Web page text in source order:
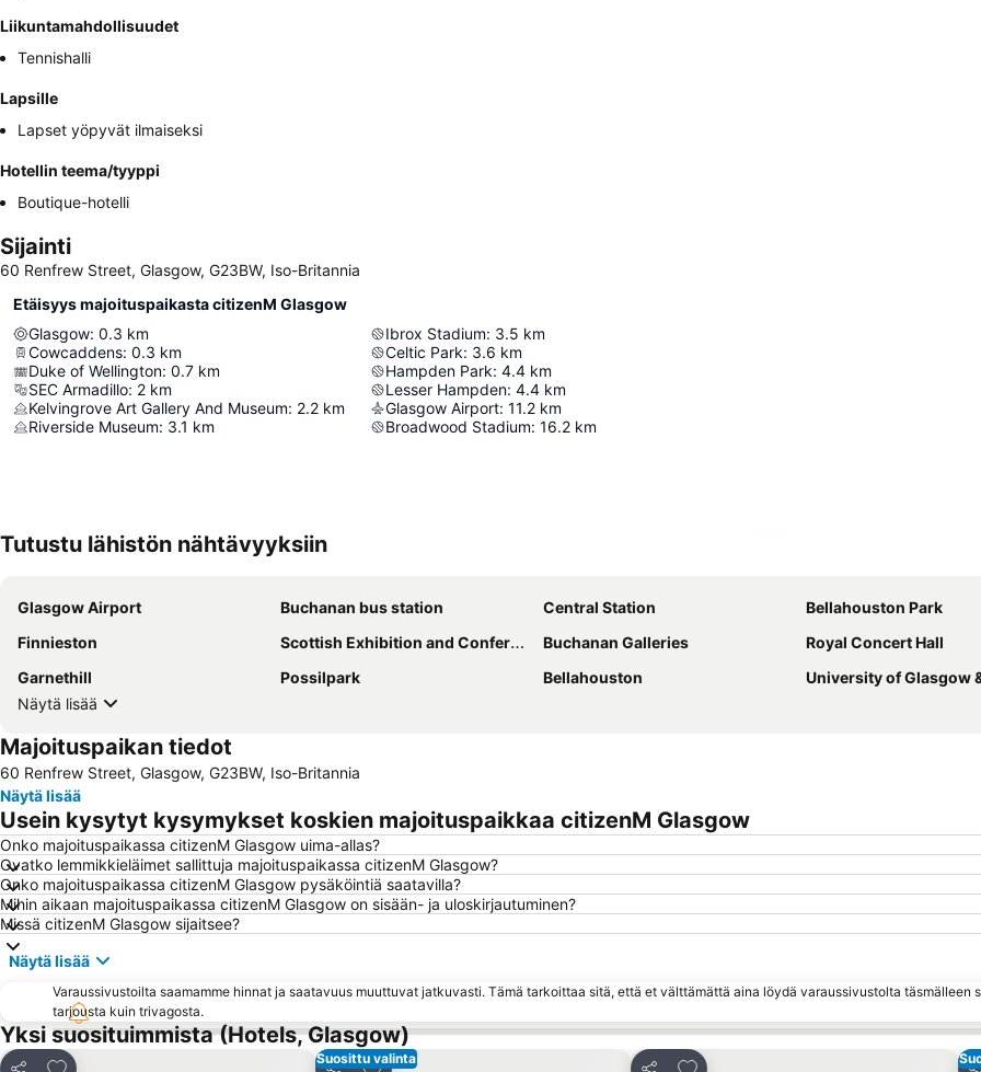
Liikuntamahdollisuudet
Tennishalli
Lapsille
Lapset yöpyvät ilmaiseksi
Hotellin teema/tyyppi
Boutique-hotelli
Sijainti
60 Renfrew Street, Glasgow, G23BW, Iso-Britannia
Etäisyys majoituspaikasta citizenM Glasgow
Glasgow: 0.3 km
Cowcaddens: 0.3 km
Duke of Wellington: 0.7 km
SEC Armadillo: 2 km
Kelvingrove Art Gallery And Museum: 2.2 km
Riverside Museum: 3.1 km
Ibrox Stadium: 3.5 km
Celtic Park: 3.6 km
Hampden Park: 4.4 km
Lesser Hampden: 4.4 km
Glasgow Airport: 11.2 km
Broadwood Stadium: 16.2 km
Tutustu lähistön nähtävyyksiin
Glasgow Airport Buchanan bus station Central Station
Bellahouston Park
Finnieston
Scottish Exhibition and Conference Centre Buchanan Galleries
Royal Concert Hall
Garnethill
Possilpark Bellahouston
University of Glasgow &
Näytä lisää
Majoituspaikan tiedot
60 Renfrew Street, Glasgow, G23BW, Iso-Britannia
Näytä lisää
Usein kysytyt kysymykset koskien majoituspaikkaa citizenM Glasgow
Onko majoituspaikassa citizenM Glasgow uima-allas?
Ovatko lemmikkieläimet sallittuja majoituspaikassa citizenM Glasgow?
Onko majoituspaikassa citizenM Glasgow pysäköintiä saatavilla?
Mihin aikaan majoituspaikassa citizenM Glasgow on sisään- ja uloskirjautuminen?
Missä citizenM Glasgow sijaitsee?
Näytä lisää
Varaussivustoilta saamamme hinnat ja saatavuus muuttuvat jatkuvasti. Tämä tarkoittaa sitä, että et välttämättä aina löydä varaussivustolta täsmälleen
tarjousta kuin trivagosta.
Yksi suosituimmista (Hotels, Glasgow)
Lisää suosikkeihin Suosittu valinta
Lisää suosikkeihin Lisää suosikkeihin